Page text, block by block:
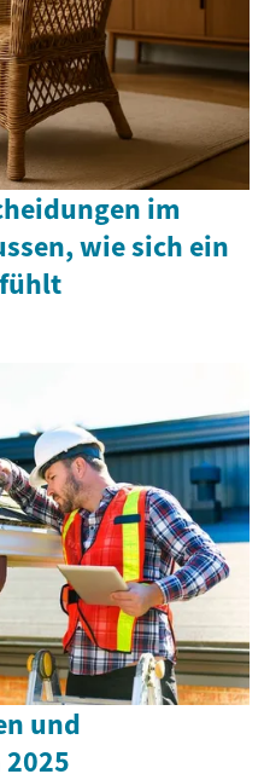
im
wie sich ein
und